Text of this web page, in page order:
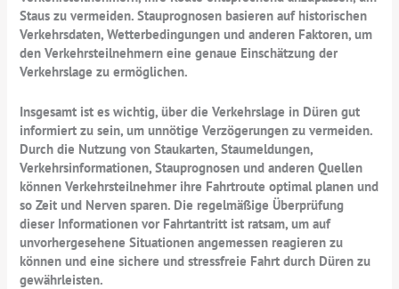
Staus zu vermeiden. Stauprognosen basieren auf historischen
Verkehrsdaten, Wetterbedingungen und anderen Faktoren, um
den Verkehrsteilnehmern eine genaue Einschätzung der
Verkehrslage zu ermöglichen.
Insgesamt ist es wichtig, über die Verkehrslage in Düren gut
informiert zu sein, um unnötige Verzögerungen zu vermeiden.
Durch die Nutzung von Staukarten, Staumeldungen,
Verkehrsinformationen, Stauprognosen und anderen Quellen
können Verkehrsteilnehmer ihre Fahrtroute optimal planen und
so Zeit und Nerven sparen. Die regelmäßige Überprüfung
dieser Informationen vor Fahrtantritt ist ratsam, um auf
unvorhergesehene Situationen angemessen reagieren zu
können und eine sichere und stressfreie Fahrt durch Düren zu
gewährleisten.